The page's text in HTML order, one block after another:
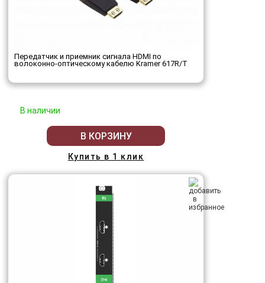
Передатчик и приемник сигнала HDMI по
волоконно-оптическому кабелю Kramer 617R/T
В наличии
В КОРЗИНУ
Купить в 1 клик